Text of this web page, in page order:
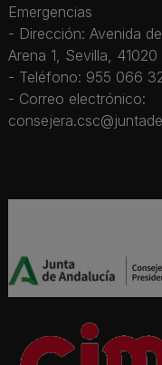
Emergencias
- Dirección: Avenida
Arena 1, Sevilla, 41020
- Teléfono: 955 066
- Correo electrónico: